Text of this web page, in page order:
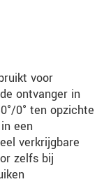
voor
ontvanger in
0° ten opzichte
een
verkrijgbare
zelfs bij